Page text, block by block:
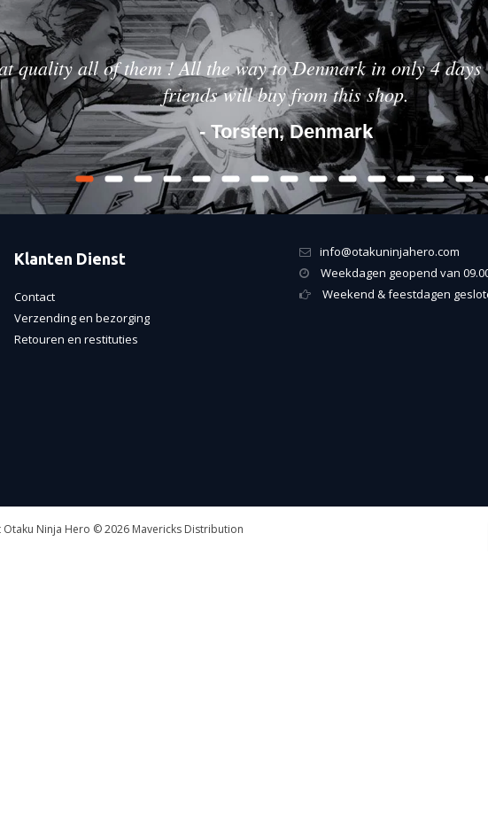
quality all of them ! All the way to Denmark in only 4
friends will buy from this shop.
- Torsten, Denmark
Klanten Dienst
Contact
Verzending en bezorging
Retouren en restituties
info@otakuninjahero.com
Weekdagen geopend van
Weekend & feestdagen
Otaku Ninja Hero © 2026 Mavericks Distribution